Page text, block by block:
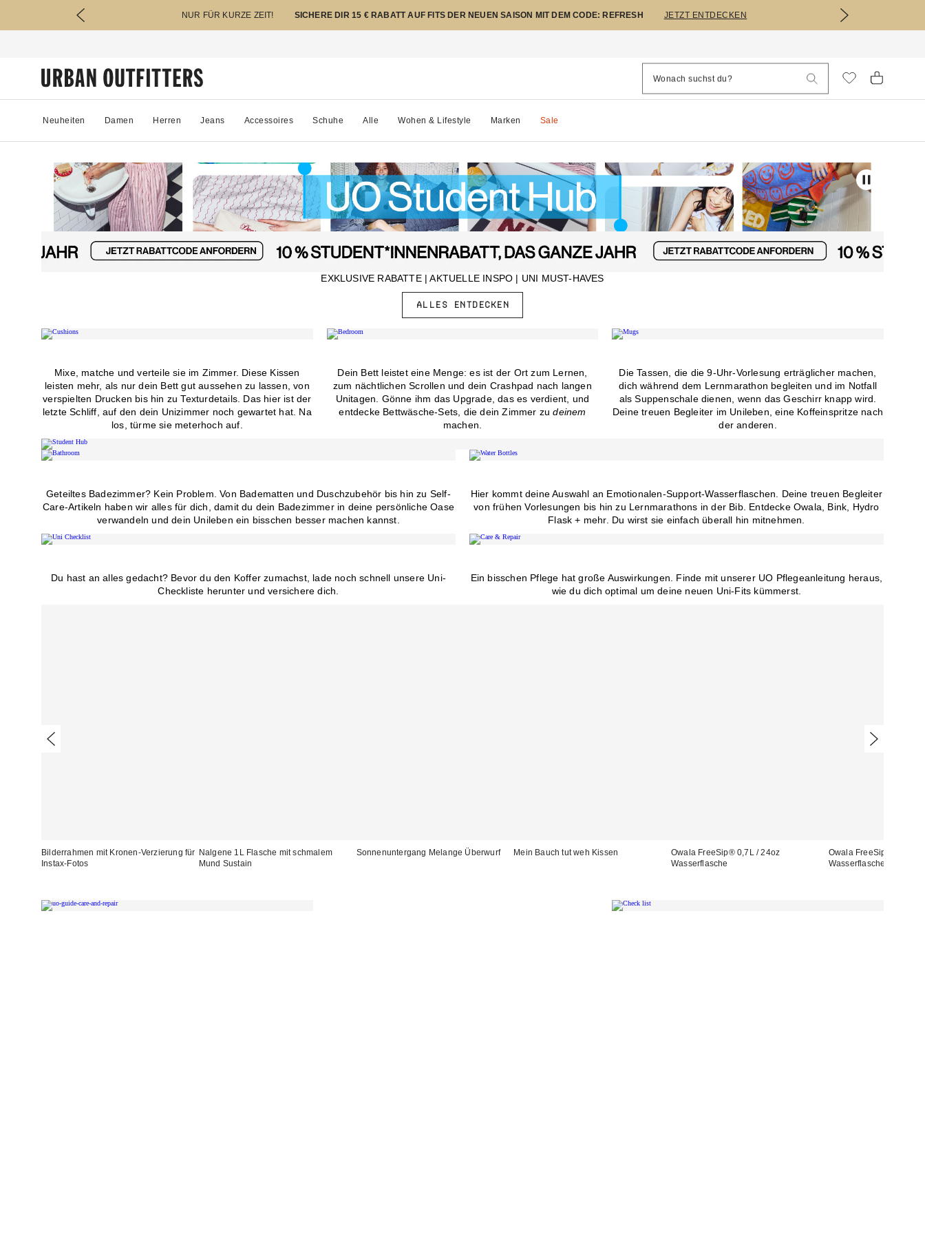
NUR FÜR KURZE ZEIT! SICHERE DIR 15 € RABATT AUF FITS DER NEUEN SAISON MIT DEM CODE: REFRESH JETZT ENTDECKEN
Neuheiten Damen Herren Jeans Accessoires Schuhe Alle Wohen & Lifestyle Marken Sale
EXKLUSIVE RABATTE | AKTUELLE INSPO | UNI MUST-HAVES
ALLES ENTDECKEN
Mixe, matche und verteile sie im Zimmer. Diese Kissen
leisten mehr, als nur dein Bett gut aussehen zu lassen, von
verspielten Drucken bis hin zu Texturdetails. Das hier ist der
letzte Schliff, auf den dein Unizimmer noch gewartet hat. Na
los, türme sie meterhoch auf.
Dein Bett leistet eine Menge: es ist der Ort zum Lernen,
zum nächtlichen Scrollen und dein Crashpad nach langen
Unitagen. Gönne ihm das Upgrade, das es verdient, und
entdecke Bettwäsche-Sets, die dein Zimmer zudeinem
machen.
Die Tassen, die die 9-Uhr-Vorlesung erträglicher machen,
dich während dem Lernmarathon begleiten und im Notfall
als Suppenschale dienen, wenn das Geschirr knapp wird.
Deine treuen Begleiter im Unileben, eine Koffeinspritze nach
der anderen.
Geteiltes Badezimmer? Kein Problem. Von Badematten und Duschzubehör bis hin zu Self-
Care-Artikeln haben wir alles für dich, damit du dein Badezimmer in deine persönliche Oase
verwandeln und dein Unileben ein bisschen besser machen kannst.
Hier kommt deine Auswahl an Emotionalen-Support-Wasserflaschen. Deine treuen Begleiter
von frühen Vorlesungen bis hin zu Lernmarathons in der Bib. Entdecke Owala, Bink, Hydro
Flask + mehr. Du wirst sie einfach überall hin mitnehmen.
Du hast an alles gedacht? Bevor du den Koffer zumachst, lade noch schnell unsere Uni-
Checkliste herunter und versichere dich.
Ein bisschen Pflege hat große Auswirkungen. Finde mit unserer UO Pflegeanleitung heraus,
wie du dich optimal um deine neuen Uni-Fits kümmerst.
Bilderrahmen mit Kronen-Verzierung für
Instax-Fotos
Nalgene 1L Flasche mit schmalem
Mund Sustain
Sonnenuntergang Melange Überwurf Mein Bauch tut weh Kissen
Owala FreeSip® 0,7L / 24oz
Wasserflasche
Owala FreeSip® 0,7L /
Wasserflasche